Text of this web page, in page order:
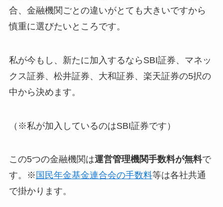
合、金融機関ごとの違いがとても大きいですから
慎重に選びたいところです。
私が今もし、新たに加入するならSBI証券、マネッ
クス証券、松井証券、大和証券、楽天証券の5択の
中から決めます。
（※私が加入しているのはSBI証券です）
この5つの金融機関は運営管理機関手数料が無料で
す。※ 国民年金基金連合会の手数料等は各社共通
で掛かります。